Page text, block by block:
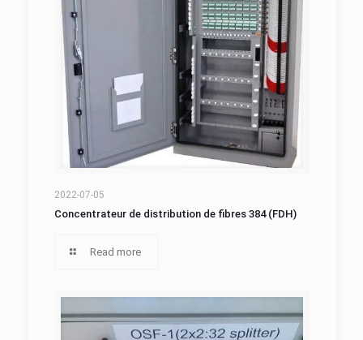
Concentrateur de distribution de fibres 384
2022-07-05
Concentrateur de distribution de fibres 384 (FDH)
Read more